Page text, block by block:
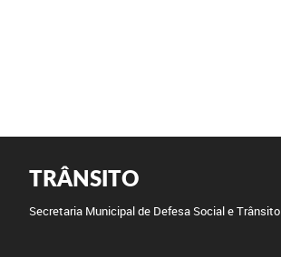
TRÂNSITO
Secretaria Municipal de Defesa Social e Trânsito